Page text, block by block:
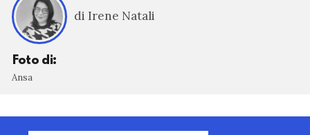
di Irene Natali
Foto di:
Ansa